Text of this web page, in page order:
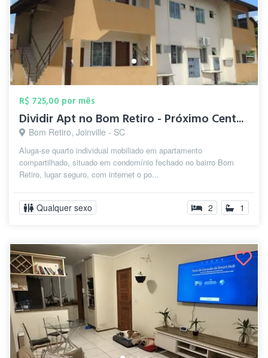
R$ 725,00 por mês
Dividir Apt no Bom Retiro - Próximo Cent...
Bom Retiro, Joinville - SC
Aluga-se quarto individual mobiliado em apartamento
compartilhado, situado em condomínio fechado no bairro Bom
Retiro, lugar seguro, com internet o po...
Qualquer sexo 2 1